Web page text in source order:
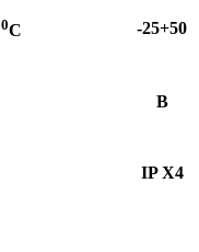
0С -25+50
В
IP X4